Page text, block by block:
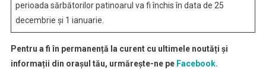
perioada sărbătorilor patinoarul va fi închis în data de 25
decembrie şi 1 ianuarie.
Pentru a fi în permanență la curent cu ultimele noutăți și
informații din orașul tău, urmărește-ne peFacebook.